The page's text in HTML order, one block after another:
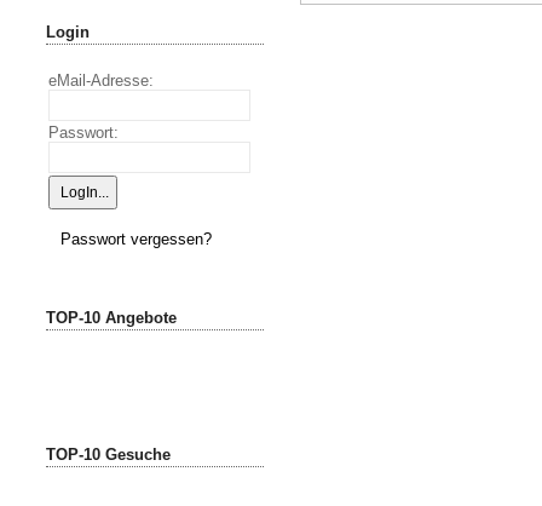
Login
eMail-Adresse:
Passwort:
Passwort vergessen?
TOP-10 Angebote
TOP-10 Gesuche